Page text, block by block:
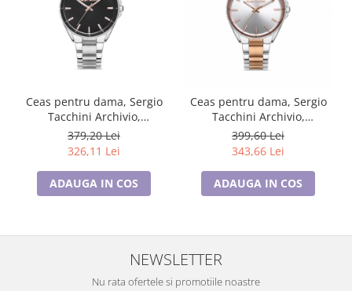
Ceas pentru dama, Sergio
Tacchini Archivio,
ST.1.10365.1
379,20 Lei
326,11 Lei
ADAUGA IN COS
Ceas pentru dama, Sergio
Tacchini Archivio,
ST.1.10365.5
399,60 Lei
343,66 Lei
ADAUGA IN COS
NEWSLETTER
Nu rata ofertele si promotiile noastre